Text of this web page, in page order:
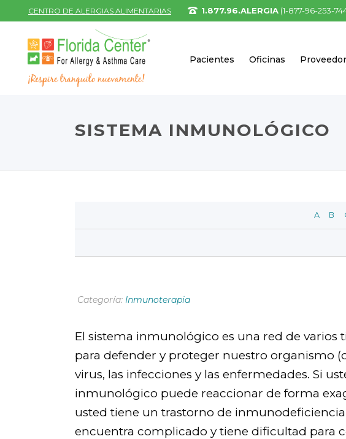
CENTRO DE ALERGIAS ALIMENTARIAS 1.877.96.ALERGIA (1-877-96-253-
Pacientes Oficinas
SISTEMA INMUNOLÓGICO
A B
Categoría: Inmunoterapia
El sistema inmunológico es una red de varios
para defender y proteger nuestro organismo
virus, las infecciones y las enfermedades. Si
inmunológico puede reaccionar de forma
usted tiene un trastorno de
encuentra complicado y tiene dificultad para